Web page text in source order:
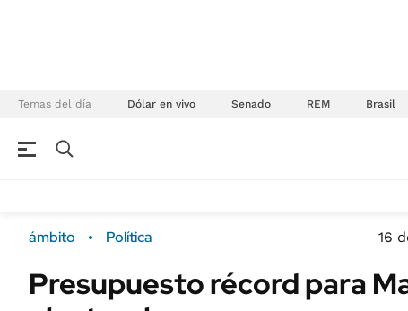
Temas del día Dólar en vivo Senado REM Brasil
Campo Sustentabilidad
ámbito Política 16
Presupuesto récord para